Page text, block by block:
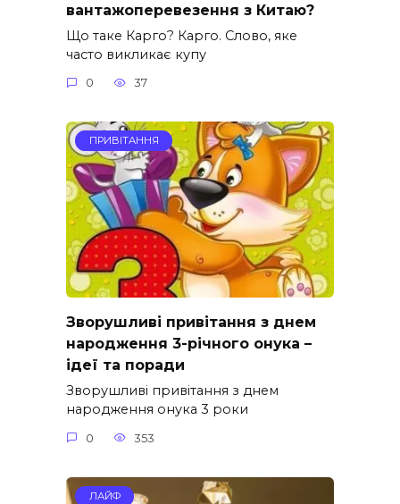
вантажоперевезення з Китаю?
Що таке Карго? Карго. Слово, яке
часто викликає купу
0 37
ПРИВІТАННЯ
Зворушливі привітання з днем
народження 3-річного онука –
ідеї та поради
Зворушливі привітання з днем
народження онука 3 роки
0 353
ЛАЙФ